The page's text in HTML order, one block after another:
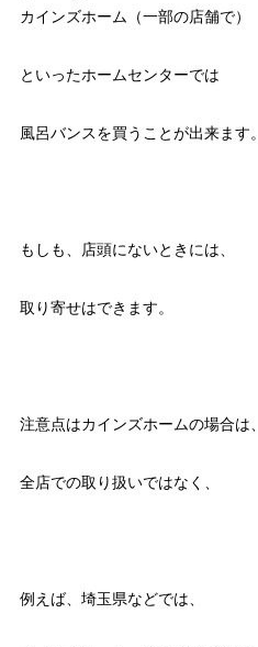
カインズホーム（一部の店舗で）
といったホームセンターでは
風呂バンスを買うことが出来ます。
もしも、店頭にないときには、
取り寄せはできます。
注意点はカインズホームの場合は、
全店での取り扱いではなく、
例えば、埼玉県などでは、